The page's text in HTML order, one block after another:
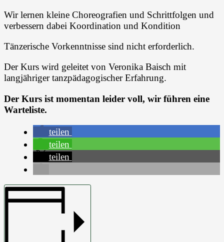
Wir lernen kleine Choreografien und Schrittfolgen und
verbessern dabei Koordination und Kondition
Tänzerische Vorkenntnisse sind nicht erforderlich.
Der Kurs wird geleitet von Veronika Baisch mit
langjähriger tanzpädagogischer Erfahrung.
Der Kurs ist momentan leider voll, wir führen eine
Warteliste.
teilen
teilen
teilen